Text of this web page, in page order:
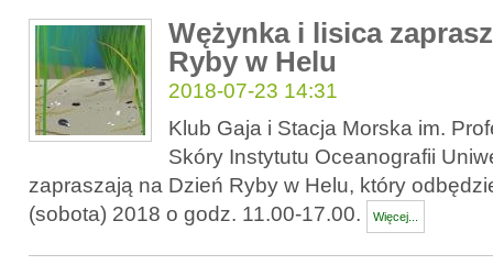
Wężynka i lisica
Ryby w Helu
2018-07-23 14:31
Klub Gaja i Stacja Morska im.
Skóry Instytutu Oceanografii
zapraszają na Dzień Ryby w Helu, który
(sobota) 2018 o godz. 11.00-17.00.
Więcej...